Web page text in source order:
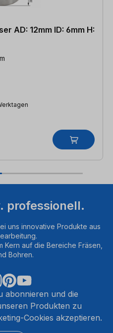
AD: 12mm ID: 6mm H:
professionell.
uns innovative Produkte aus
Kern auf die Bereiche Fräsen,
Bohren.
abonnieren und die
Produkten zu
Cookies akzeptieren.